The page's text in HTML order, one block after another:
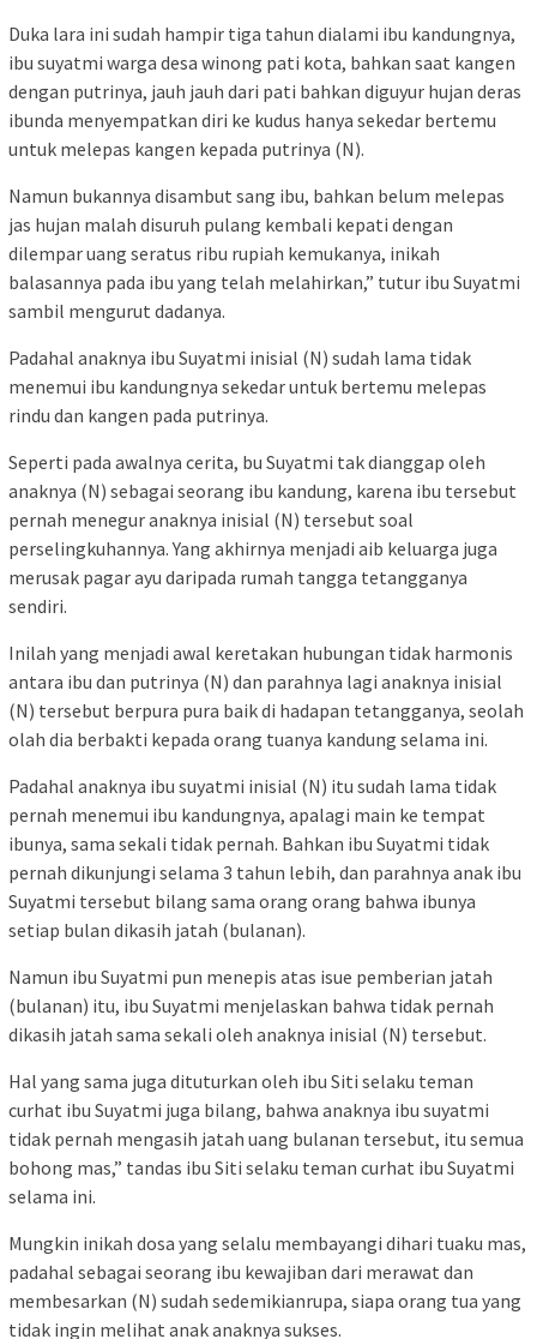
Duka lara ini sudah hampir tiga tahun dialami ibu kandungnya,
ibu suyatmi warga desa winong pati kota, bahkan saat kangen
dengan putrinya, jauh jauh dari pati bahkan diguyur hujan deras
ibunda menyempatkan diri ke kudus hanya sekedar bertemu
untuk melepas kangen kepada putrinya (N).
Namun bukannya disambut sang ibu, bahkan belum melepas
jas hujan malah disuruh pulang kembali kepati dengan
dilempar uang seratus ribu rupiah kemukanya, inikah
balasannya pada ibu yang telah melahirkan,” tutur ibu Suyatmi
sambil mengurut dadanya.
Padahal anaknya ibu Suyatmi inisial (N) sudah lama tidak
menemui ibu kandungnya sekedar untuk bertemu melepas
rindu dan kangen pada putrinya.
Seperti pada awalnya cerita, bu Suyatmi tak dianggap oleh
anaknya (N) sebagai seorang ibu kandung, karena ibu tersebut
pernah menegur anaknya inisial (N) tersebut soal
perselingkuhannya. Yang akhirnya menjadi aib keluarga juga
merusak pagar ayu daripada rumah tangga tetangganya
sendiri.
Inilah yang menjadi awal keretakan hubungan tidak harmonis
antara ibu dan putrinya (N) dan parahnya lagi anaknya inisial
(N) tersebut berpura pura baik di hadapan tetangganya, seolah
olah dia berbakti kepada orang tuanya kandung selama ini.
Padahal anaknya ibu suyatmi inisial (N) itu sudah lama tidak
pernah menemui ibu kandungnya, apalagi main ke tempat
ibunya, sama sekali tidak pernah. Bahkan ibu Suyatmi tidak
pernah dikunjungi selama 3 tahun lebih, dan parahnya anak ibu
Suyatmi tersebut bilang sama orang orang bahwa ibunya
setiap bulan dikasih jatah (bulanan).
Namun ibu Suyatmi pun menepis atas isue pemberian jatah
(bulanan) itu, ibu Suyatmi menjelaskan bahwa tidak pernah
dikasih jatah sama sekali oleh anaknya inisial (N) tersebut.
Hal yang sama juga dituturkan oleh ibu Siti selaku teman
curhat ibu Suyatmi juga bilang, bahwa anaknya ibu suyatmi
tidak pernah mengasih jatah uang bulanan tersebut, itu semua
bohong mas,” tandas ibu Siti selaku teman curhat ibu Suyatmi
selama ini.
Mungkin inikah dosa yang selalu membayangi dihari tuaku mas,
padahal sebagai seorang ibu kewajiban dari merawat dan
membesarkan (N) sudah sedemikianrupa, siapa orang tua yang
tidak ingin melihat anak anaknya sukses.